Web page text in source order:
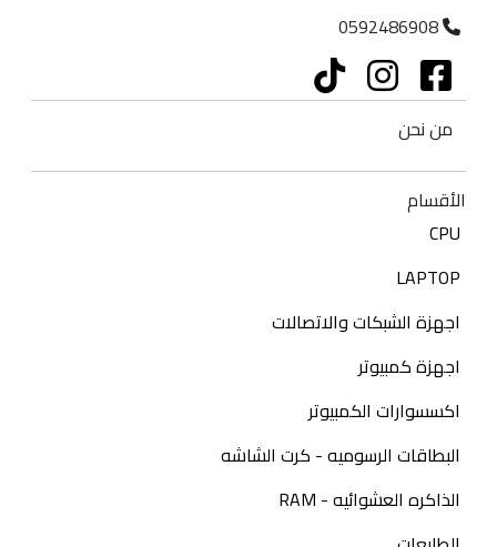
0592486908
من نحن
الأقسام
CPU
LAPTOP
اجهزة الشبكات والاتصالات
اجهزة كمبيوتر
اكسسوارات الكمبيوتر
البطاقات الرسوميه - كرت الشاشه
الذاكره العشوائيه - RAM